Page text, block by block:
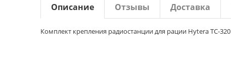
Описание Отзывы Доставка
Комплект крепления радиостанции для рации Hytera TC-320